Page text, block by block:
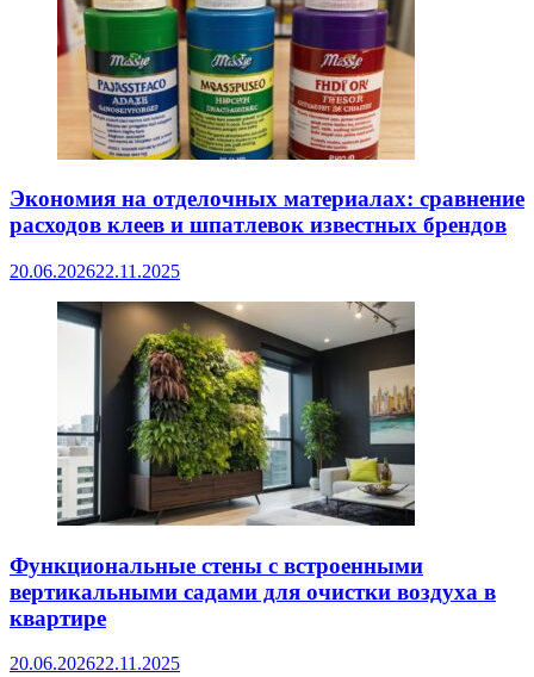
Экономия на отделочных материалах: сравнение
расходов клеев и шпатлевок известных брендов
20.06.202622.11.2025
Функциональные стены с встроенными
вертикальными садами для очистки воздуха в
квартире
20.06.202622.11.2025